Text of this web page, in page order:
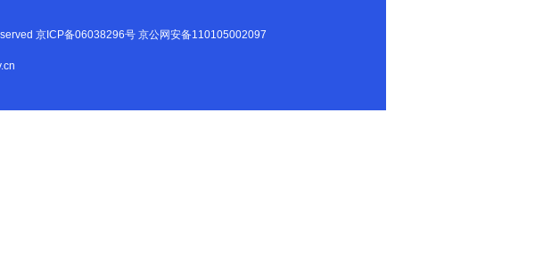
京ICP备06038296号 京公网安备110105002097